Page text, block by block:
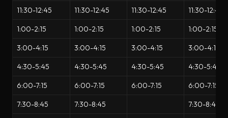
11:30-12:45 11:30-12:45 11:30-12:45 11:30-12:45
1:00-2:15 1:00-2:15 1:00-2:15 1:00-2:15
3:00-4:15 3:00-4:15 3:00-4:15 3:00-4:15
4:30-5:45 4:30-5:45 4:30-5:45 4:30-5:45
6:00-7:15 6:00-7:15 6:00-7:15 6:00-7:15
7:30-8:45 7:30-8:45 7:30-8:45